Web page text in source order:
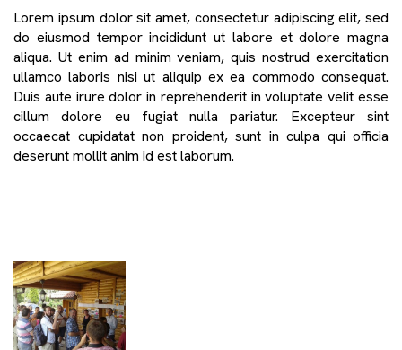
Lorem ipsum dolor sit amet, consectetur adipiscing elit, sed
do eiusmod tempor incididunt ut labore et dolore magna
aliqua. Ut enim ad minim veniam, quis nostrud exercitation
ullamco laboris nisi ut aliquip ex ea commodo consequat.
Duis aute irure dolor in reprehenderit in voluptate velit esse
cillum dolore eu fugiat nulla pariatur. Excepteur sint
occaecat cupidatat non proident, sunt in culpa qui officia
deserunt mollit anim id est laborum.